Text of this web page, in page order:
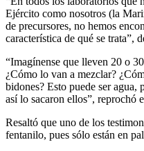
Ejército como nosotros (la
de precursores, no hemos
característica de qué se trata”,
“Imagínense que lleven 20 o
¿Cómo lo van a mezclar?
bidones? Esto puede ser agua,
así lo sacaron ellos”, reprochó
Resaltó que uno de los
fentanilo, pues sólo están en